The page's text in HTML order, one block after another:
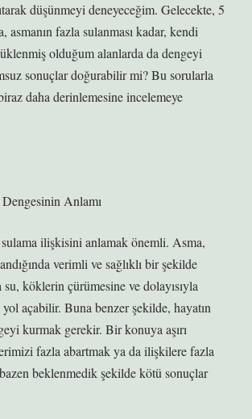
düşünmeyi deneyeceğim. Gelecekte, 5
asmanın fazla sulanması kadar, kendi
olduğum alanlarda da dengeyi
sonuçlar doğurabilir mi? Bu sorularla
daha derinlemesine incelemeye
Anlamı
ilişkisini anlamak önemli. Asma,
verimli ve sağlıklı bir şekilde
köklerin çürümesine ve dolayısıyla
açabilir. Buna benzer şekilde, hayatın
kurmak gerekir. Bir konuya aşırı
fazla abartmak ya da ilişkilere fazla
beklenmedik şekilde kötü sonuçlar